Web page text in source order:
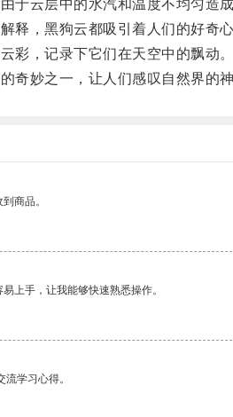
云层中的水汽和温度不均匀造成
，黑狗云都吸引着人们的好奇心
，记录下它们在天空中的飘动。
妙之一，让人们感叹自然界的神
商品。
上手，让我能够快速熟悉操作。
学习心得。